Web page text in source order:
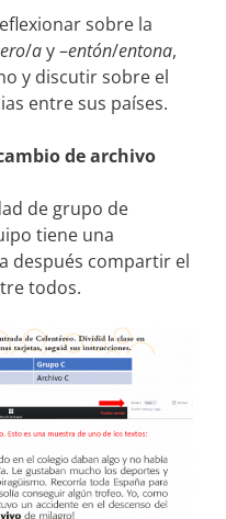
sobre la
/ay –entón/entona,
y discutir sobre el
entre sus países.
de archivo
de grupo de
tiene una
después compartir el
todos.